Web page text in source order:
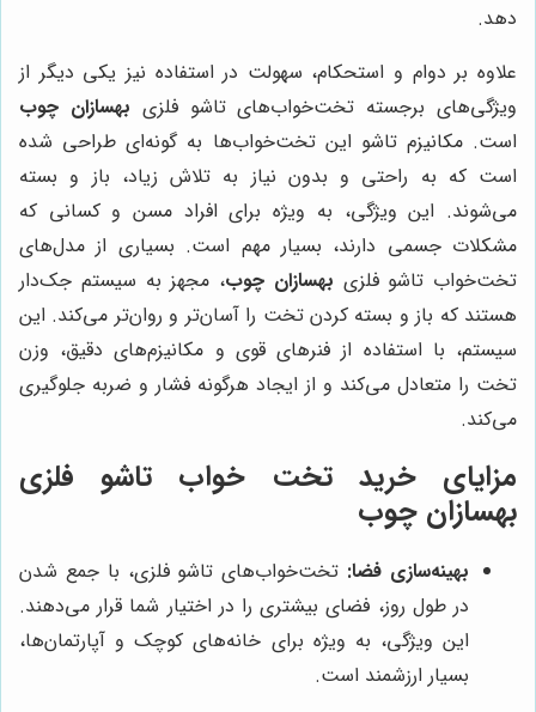
دهد.
علاوه بر دوام و استحکام، سهولت در استفاده نیز یکی دیگر از
ویژگی‌های برجسته تخت‌خواب‌های تاشو فلزی بهسازان چوب
است. مکانیزم تاشو این تخت‌خواب‌ها به گونه‌ای طراحی شده
است که به راحتی و بدون نیاز به تلاش زیاد، باز و بسته
می‌شوند. این ویژگی، به ویژه برای افراد مسن و کسانی که
مشکلات جسمی دارند، بسیار مهم است. بسیاری از مدل‌های
تخت‌خواب تاشو فلزی بهسازان چوب، مجهز به سیستم جک‌دار
هستند که باز و بسته کردن تخت را آسان‌تر و روان‌تر می‌کند. این
سیستم، با استفاده از فنرهای قوی و مکانیزم‌های دقیق، وزن
تخت را متعادل می‌کند و از ایجاد هرگونه فشار و ضربه جلوگیری
می‌کند.
مزایای خرید تخت خواب تاشو فلزی
بهسازان چوب
بهینه‌سازی فضا: تخت‌خواب‌های تاشو فلزی، با جمع شدن
در طول روز، فضای بیشتری را در اختیار شما قرار می‌دهند.
این ویژگی، به ویژه برای خانه‌های کوچک و آپارتمان‌ها،
بسیار ارزشمند است.